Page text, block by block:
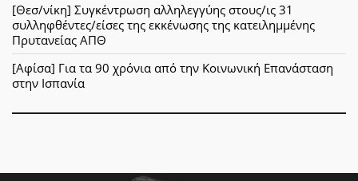
[Θεσ/νίκη] Συγκέντρωση αλληλεγγύης στους/ις 31
συλληφθέντες/είσες της εκκένωσης της κατειλημμένης
Πρυτανείας ΑΠΘ
[Αφίσα] Για τα 90 χρόνια από την Κοινωνική Επανάσταση
στην Ισπανία